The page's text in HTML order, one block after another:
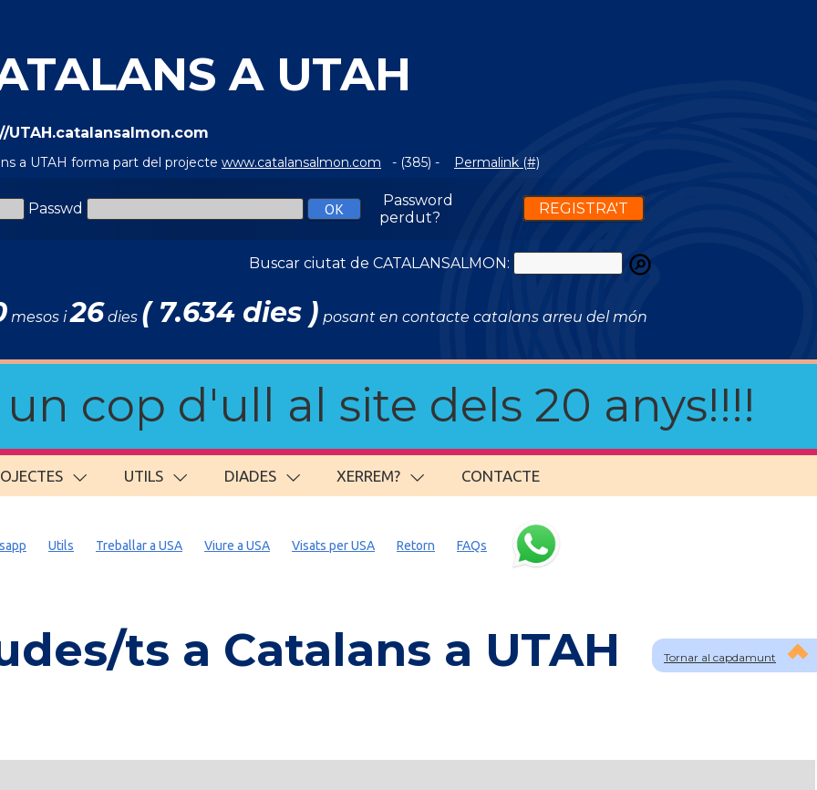
A UTAH
UTAH.catalansalmon.com
a UTAH forma part del projecte www.catalansalmon.com - (385) - Permalink (#)
Passwd
Password
perdut?
REGISTRA'T
Buscar ciutat de CATALANSALMON:
mesos i26dies ( 7.634 dies ) posant en contacte catalans arreu del món
cop d'ull al site dels 20 anys!!!!
UTILS DIADES XERREM? CONTACTE
Tornar al capdamunt
Utils Treballar a USA Viure a USA Visats per USA Retorn FAQs
ts a Catalans a UTAH